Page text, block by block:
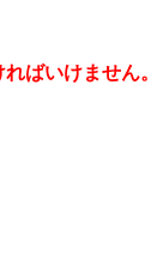
ばいけません。